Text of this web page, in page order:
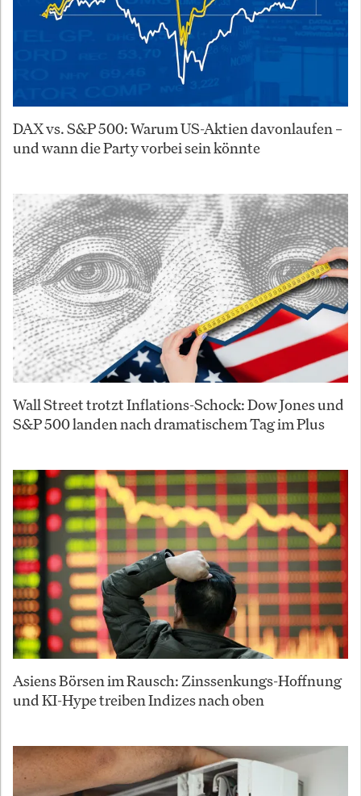
DAX vs. S&P 500: Warum US-Aktien davonlaufen –
und wann die Party vorbei sein könnte
Wall Street trotzt Inflations-Schock: Dow Jones und
S&P 500 landen nach dramatischem Tag im Plus
Asiens Börsen im Rausch: Zinssenkungs-Hoffnung
und KI-Hype treiben Indizes nach oben